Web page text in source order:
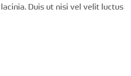
Duis ut nisi vel velit luctus